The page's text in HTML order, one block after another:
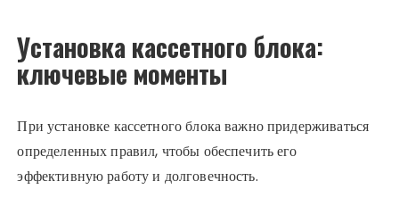
Установка кассетного блока:
ключевые моменты
При установке кассетного блока важно придерживаться
определенных правил, чтобы обеспечить его
эффективную работу и долговечность.